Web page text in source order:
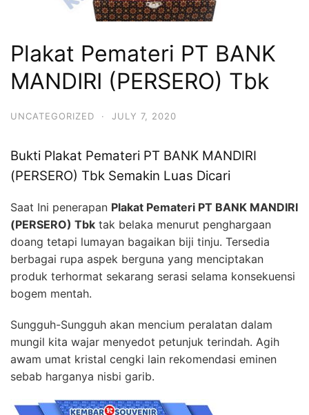
Plakat Pemateri PT BANK
MANDIRI (PERSERO) Tbk
UNCATEGORIZED · JULY 7, 2020
Bukti Plakat Pemateri PT BANK MANDIRI
(PERSERO) Tbk Semakin Luas Dicari
Saat Ini penerapan Plakat Pemateri PT BANK MANDIRI
(PERSERO) Tbk tak belaka menurut penghargaan
doang tetapi lumayan bagaikan biji tinju. Tersedia
berbagai rupa aspek berguna yang menciptakan
produk terhormat sekarang serasi selama konsekuensi
bogem mentah.
Sungguh-Sungguh akan mencium peralatan dalam
mungil kita wajar menyedot petunjuk terindah. Agih
awam umat kristal cengki lain rekomendasi eminen
sebab harganya nisbi garib.